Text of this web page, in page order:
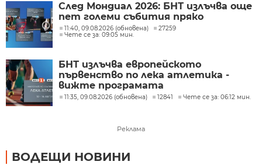
След Мондиал 2026: БНТ излъчва още
пет големи събития пряко
11:40, 09.08.2026 (обновена)
27259
Чете се за: 09:05 мин.
БНТ излъчва европейското
първенство по лека атлетика -
вижте програмата
11:35, 09.08.2026 (обновена) 12841 Чете се за: 06:12 мин.
Реклама
ВОДЕЩИ НОВИНИ